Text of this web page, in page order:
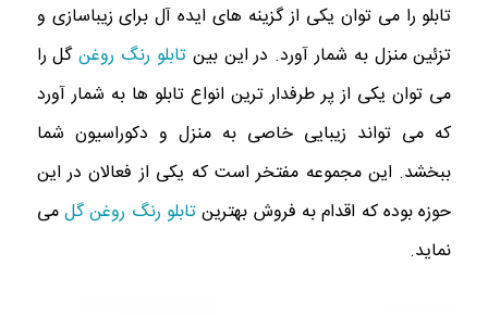
تابلو را می توان یکی از گزینه های ایده آل برای زیباسازی و
تزئین منزل به شمار آورد. در این بینتابلو رنگ روغنگل را
می توان یکی از پر طرفدار ترین انواع تابلو ها به شمار آورد
که می تواند زیبایی خاصی به منزل و دکوراسیون شما
ببخشد. این مجموعه مفتخر است که یکی از فعالان در این
حوزه بوده که اقدام به فروش بهترینتابلو رنگ روغن گلمی
نماید.